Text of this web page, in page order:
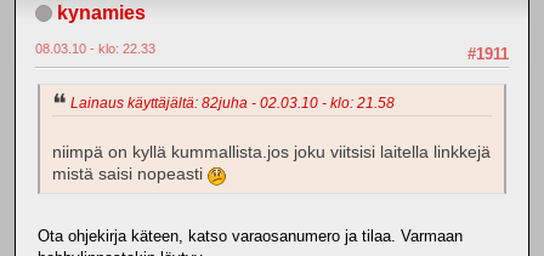
kynamies
#1911
08.03.10 - klo: 22.33
Lainaus käyttäjältä: 82juha - 02.03.10 - klo: 21.58
niimpä on kyllä kummallista.jos joku viitsisi laitella linkkejä
mistä saisi nopeasti
Ota ohjekirja käteen, katso varaosanumero ja tilaa. Varmaan